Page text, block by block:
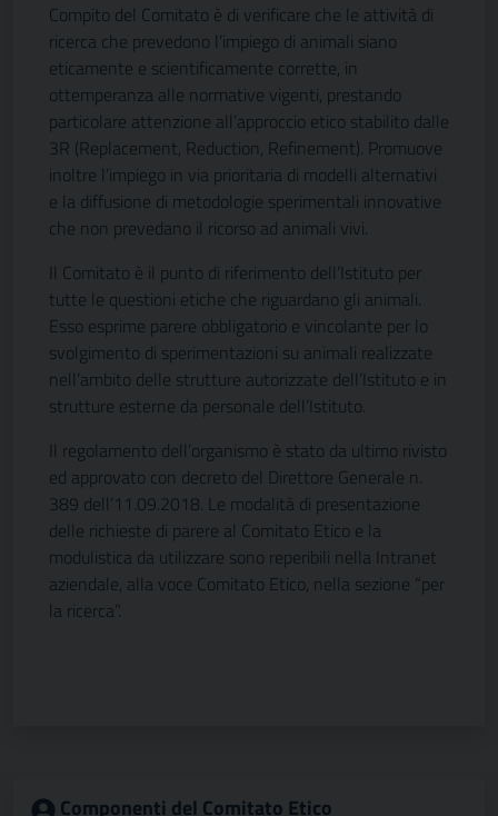
Compito del Comitato è di verificare che le attività di
ricerca che prevedono l’impiego di animali siano
eticamente e scientificamente corrette, in
ottemperanza alle normative vigenti, prestando
particolare attenzione all’approccio etico stabilito dalle
3R (Replacement, Reduction, Refinement). Promuove
inoltre l’impiego in via prioritaria di modelli alternativi
e la diffusione di metodologie sperimentali innovative
che non prevedano il ricorso ad animali vivi.
Il Comitato è il punto di riferimento dell’Istituto per
tutte le questioni etiche che riguardano gli animali.
Esso esprime parere obbligatorio e vincolante per lo
svolgimento di sperimentazioni su animali realizzate
nell’ambito delle strutture autorizzate dell’Istituto e in
strutture esterne da personale dell’Istituto.
Il regolamento dell’organismo è stato da ultimo rivisto
ed approvato con decreto del Direttore Generale n.
389 dell’11.09.2018. Le modalità di presentazione
delle richieste di parere al Comitato Etico e la
modulistica da utilizzare sono reperibili nella Intranet
aziendale, alla voce Comitato Etico, nella sezione “per
la ricerca”.
Componenti del Comitato Etico